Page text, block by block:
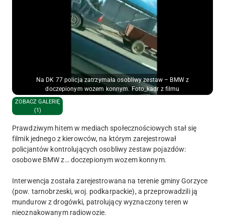
Na DK 77 policja zatrzymała osobliwy zestaw – BMW z
doczepionym wozem konnym. Foto_kadr z filmu
ZOBACZ GALERIĘ
(1)
Prawdziwym hitem w mediach społecznościowych stał się
filmik jednego z kierowców, na którym zarejestrował
policjantów kontrolujących osobliwy zestaw pojazdów:
osobowe BMW z… doczepionym wozem konnym.
Interwencja została zarejestrowana na terenie gminy Gorzyce
(pow. tarnobrzeski, woj. podkarpackie), a przeprowadzili ją
mundurow z drogówki, patrolujący wyznaczony teren w
nieoznakowanym radiowozie.